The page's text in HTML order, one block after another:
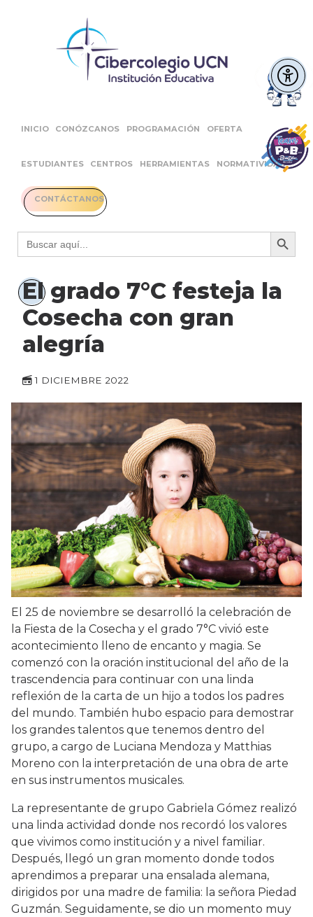
INICIO CONÓZCANOS PROGRAMACIÓN OFERTA
ESTUDIANTES CENTROS HERRAMIENTAS NORMATIVIDAD
CONTÁCTANOS
Buscar: Botón
El grado 7°C festeja la
Cosecha con gran
alegría
1 DICIEMBRE 2022
El 25 de noviembre se desarrolló la celebración de
la Fiesta de la Cosecha y el grado 7°C vivió este
acontecimiento lleno de encanto y magia. Se
comenzó con la oración institucional del año de la
trascendencia para continuar con una linda
reflexión de la carta de un hijo a todos los padres
del mundo. También hubo espacio para demostrar
los grandes talentos que tenemos dentro del
grupo, a cargo de Luciana Mendoza y Matthias
Moreno con la interpretación de una obra de arte
en sus instrumentos musicales.
La representante de grupo Gabriela Gómez realizó
una linda actividad donde nos recordó los valores
que vivimos como institución y a nivel familiar.
Después, llegó un gran momento donde todos
aprendimos a preparar una ensalada alemana,
dirigidos por una madre de familia: la señora Piedad
Guzmán. Seguidamente, se dio un momento muy